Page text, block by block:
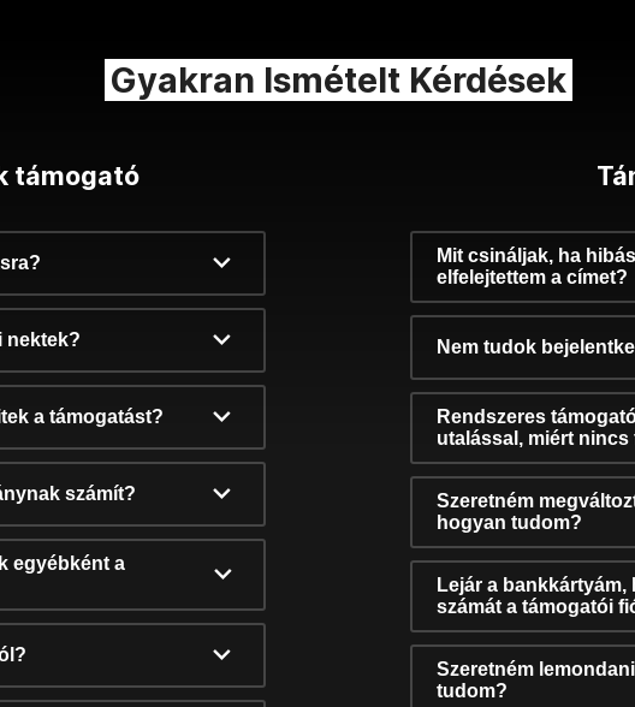
Gyakran Ismételt Kérdések
támogató
nektek?
a támogatást?
számít?
egyébként a
Mit csináljak, ha
elfelejtettem a címet?
Nem tudok
Rendszeres
utalással, miért nincs
Szeretném
hogyan tudom?
Lejár a
számát a támogatói
Szeretném
tudom?